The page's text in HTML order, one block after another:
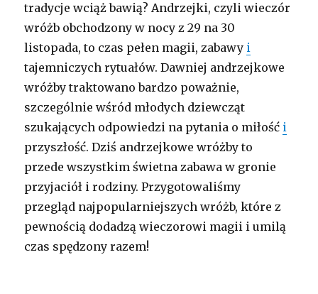
tradycje wciąż bawią? Andrzejki, czyli wieczór
wróżb obchodzony w nocy z 29 na 30
listopada, to czas pełen magii, zabawy i
tajemniczych rytuałów. Dawniej andrzejkowe
wróżby traktowano bardzo poważnie,
szczególnie wśród młodych dziewcząt
szukających odpowiedzi na pytania o miłość i
przyszłość. Dziś andrzejkowe wróżby to
przede wszystkim świetna zabawa w gronie
przyjaciół i rodziny. Przygotowaliśmy
przegląd najpopularniejszych wróżb, które z
pewnością dodadzą wieczorowi magii i umilą
czas spędzony razem!